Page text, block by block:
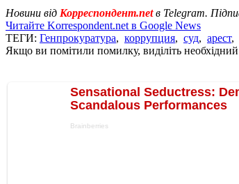
Новини від Корреспондент.netв Telegram.
Читайте Korrespondent.net в Google News
ТЕГИ: Генпрокуратура, коррупция, суд, арест,
Якщо ви помітили помилку, виділіть